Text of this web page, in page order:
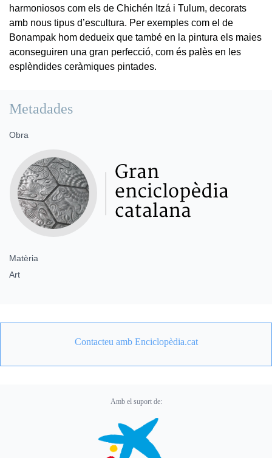
harmoniosos com els de Chichén Itzá i Tulum, decorats
amb nous tipus d’escultura. Per exemples com el de
Bonampak hom dedueix que també en la pintura els maies
aconseguiren una gran perfecció, com és palès en les
esplèndides ceràmiques pintades.
Metadades
Obra
Matèria
Art
Contacteu amb Enciclopèdia.cat
Amb el suport de: